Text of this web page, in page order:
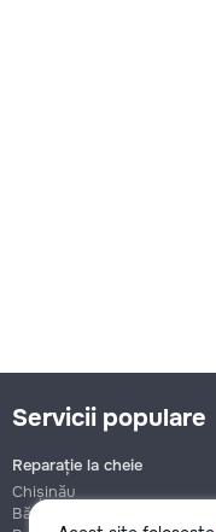
Servicii populare
Reparație la cheie
Chișinău
Bălți